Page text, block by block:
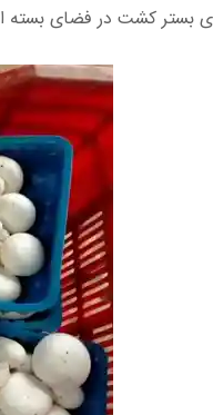
بستر کشت در فضای بسته